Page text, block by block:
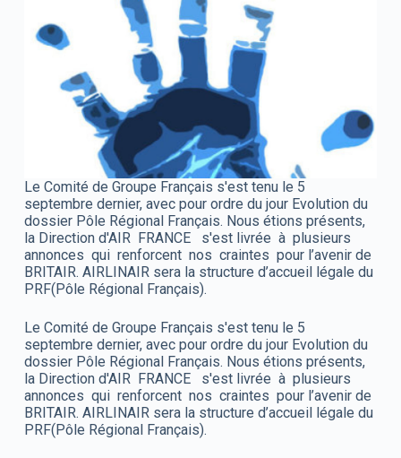
Le Comité de Groupe Français s'est tenu le 5
septembre dernier, avec pour ordre du jour Evolution du
dossier Pôle Régional Français. Nous étions présents,
la Direction d'AIR FRANCE s'est livrée à plusieurs
annonces qui renforcent nos craintes pour l’avenir de
BRITAIR. AIRLINAIR sera la structure d’accueil légale du
PRF(Pôle Régional Français).
Le Comité de Groupe Français s'est tenu le 5
septembre dernier, avec pour ordre du jour Evolution du
dossier Pôle Régional Français. Nous étions présents,
la Direction d'AIR FRANCE s'est livrée à plusieurs
annonces qui renforcent nos craintes pour l’avenir de
BRITAIR. AIRLINAIR sera la structure d’accueil légale du
PRF(Pôle Régional Français).